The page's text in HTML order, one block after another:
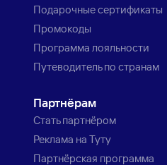
Подарочные сертификаты
Промокоды
Программа лояльности
Путеводитель по странам
Партнёрам
Стать партнёром
Реклама на Туту
Партнёрская программа